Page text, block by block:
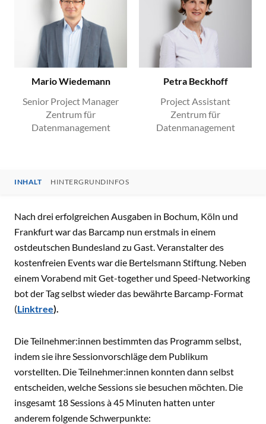
Mario Wiedemann
Senior Project Manager
Zentrum für
Datenmanagement
Petra Beckhoff
Project Assistant
Zentrum für
Datenmanagement
INHALT HINTERGRUNDINFOS
INHALT
Nach drei erfolgreichen Ausgaben in Bochum, Köln und
Frankfurt war das Barcamp nun erstmals in einem
ostdeutschen Bundesland zu Gast. Veranstalter des
kostenfreien Events war die Bertelsmann Stiftung. Neben
einem Vorabend mit Get-together und Speed-Networking
bot der Tag selbst wieder das bewährte Barcamp-Format
(Linktree).
Die Teilnehmer:innen bestimmten das Programm selbst,
indem sie ihre Sessionvorschläge dem Publikum
vorstellten. Die Teilnehmer:innen konnten dann selbst
entscheiden, welche Sessions sie besuchen möchten. Die
insgesamt 18 Sessions à 45 Minuten hatten unter
anderem folgende Schwerpunkte: